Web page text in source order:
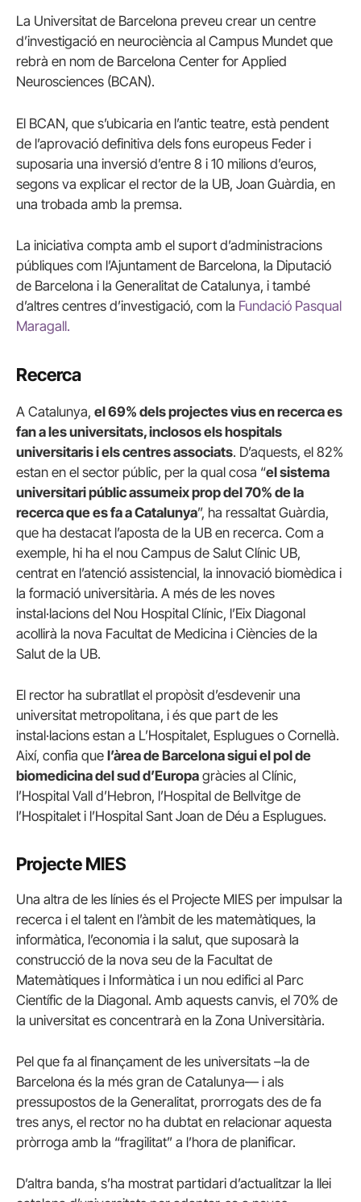
La Universitat de Barcelona preveu crear un centre
d’investigació en neurociència al Campus Mundet que
rebrà en nom de Barcelona Center for Applied
Neurosciences (BCAN).
El BCAN, que s’ubicaria en l’antic teatre, està pendent
de l’aprovació definitiva dels fons europeus Feder i
suposaria una inversió d’entre 8 i 10 milions d’euros,
segons va explicar el rector de la UB, Joan Guàrdia, en
una trobada amb la premsa.
La iniciativa compta amb el suport d’administracions
públiques com l’Ajuntament de Barcelona, la Diputació
de Barcelona i la Generalitat de Catalunya, i també
d’altres centres d’investigació, com la Fundació Pasqual
Maragall.
Recerca
A Catalunya, el 69% dels projectes vius en recerca es
fan a les universitats, inclosos els hospitals
universitaris i els centres associats. D’aquests, el 82%
estan en el sector públic, per la qual cosa “el sistema
universitari públic assumeix prop del 70% de la
recerca que es fa a Catalunya”, ha ressaltat Guàrdia,
que ha destacat l’aposta de la UB en recerca. Com a
exemple, hi ha el nou Campus de Salut Clínic UB,
centrat en l’atenció assistencial, la innovació biomèdica i
la formació universitària. A més de les noves
instal·lacions del Nou Hospital Clínic, l’Eix Diagonal
acollirà la nova Facultat de Medicina i Ciències de la
Salut de la UB.
El rector ha subratllat el propòsit d’esdevenir una
universitat metropolitana, i és que part de les
instal·lacions estan a L’Hospitalet, Esplugues o Cornellà.
Així, confia que l’àrea de Barcelona sigui el pol de
biomedicina del sud d’Europa gràcies al Clínic,
l’Hospital Vall d’Hebron, l’Hospital de Bellvitge de
l’Hospitalet i l’Hospital Sant Joan de Déu a Esplugues.
Projecte MIES
Una altra de les línies és el Projecte MIES per impulsar la
recerca i el talent en l’àmbit de les matemàtiques, la
informàtica, l’economia i la salut, que suposarà la
construcció de la nova seu de la Facultat de
Matemàtiques i Informàtica i un nou edifici al Parc
Científic de la Diagonal. Amb aquests canvis, el 70% de
la universitat es concentrarà en la Zona Universitària.
Pel que fa al finançament de les universitats –la de
Barcelona és la més gran de Catalunya— i als
pressupostos de la Generalitat, prorrogats des de fa
tres anys, el rector no ha dubtat en relacionar aquesta
pròrroga amb la “fragilitat” a l’hora de planificar.
D’altra banda, s’ha mostrat partidari d’actualitzar la llei